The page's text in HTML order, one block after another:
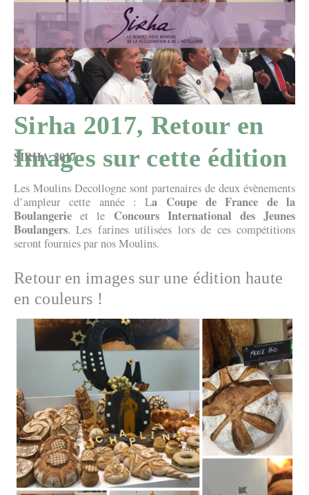
Sirha 2017, Retour en
Images sur cette édition
SIRHA 2017
Les Moulins Decollogne sont partenaires de deux évènements
d’ampleur cette année : La Coupe de France de la
Boulangerie et le Concours International des Jeunes
Boulangers. Les farines utilisées lors de ces compétitions
seront fournies par nos Moulins.
Retour en images sur une édition haute
en couleurs !